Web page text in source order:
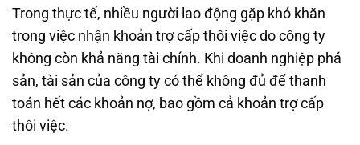
Trong thực tế, nhiều người lao động gặp khó khăn
trong việc nhận khoản trợ cấp thôi việc do công ty
không còn khả năng tài chính. Khi doanh nghiệp phá
sản, tài sản của công ty có thể không đủ để thanh
toán hết các khoản nợ, bao gồm cả khoản trợ cấp
thôi việc.